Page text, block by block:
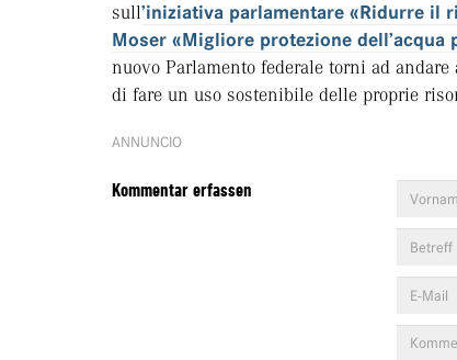
sull’iniziativa parlamentare «Ridurre il
Moser «Migliore protezione
nuovo Parlamento federale torni ad
di fare un uso sostenibile delle proprie
ANNUNCIO
Kommentar erfassen